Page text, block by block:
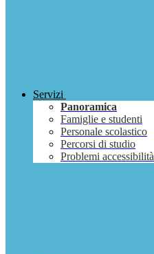
Servizi
Panoramica
Famiglie e studenti
Personale scolastico
Percorsi di studio
Problemi accessibilità